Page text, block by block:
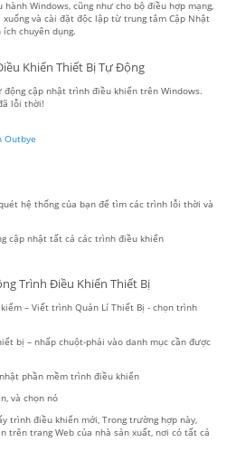
Windows, cũng như cho bộ điều hợp mạng,
và cài đặt độc lập từ trung tâm Cập Nhật
chuyên dụng.
Khiển Thiết Bị Tự Động
cập nhật trình điều khiển trên Windows.
lỗi thời!
Outbye
hệ thống của bạn để tìm các trình lỗi thời và
cập nhật tất cả các trình điều khiển
Trình Điều Khiển Thiết Bị
– Viết trình Quản Lí Thiết Bị - chọn trình
bị – nhấp chuột-phải vào danh mục cần được
phần mềm trình điều khiển
và chọn nó
trình điều khiển mới, Trong trường hợp này,
trên trang Web của nhà sản xuất, nơi có tất cả